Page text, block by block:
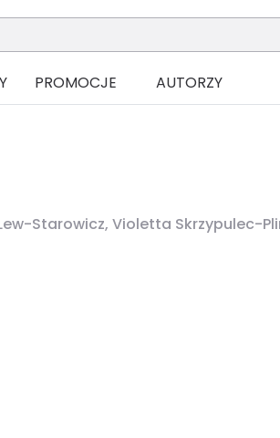
PROMOCJE AUTORZY
Starowicz,Violetta Skrzypulec-